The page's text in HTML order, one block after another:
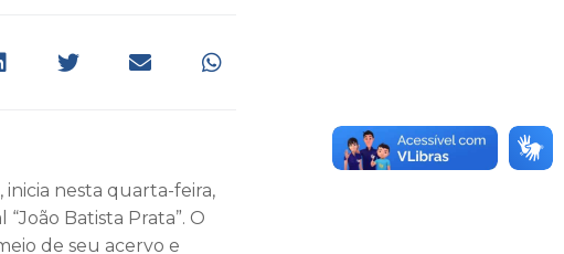
nesta quarta-feira,
Batista Prata”. O
de seu acervo e